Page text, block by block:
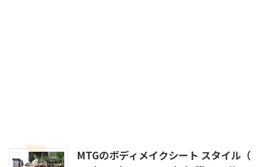
MTGのボディメイクシート スタイル（